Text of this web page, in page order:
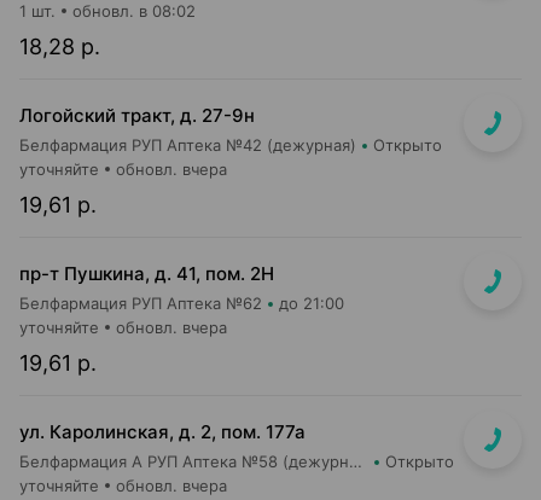
18,28 р.
1 шт. обновл. в 08:02
Логойский тракт, д. 27-9н
Белфармация РУП Аптека №42 (дежурная) Открыто
19,61 р.
уточняйте обновл. вчера
пр-т Пушкина, д. 41, пом. 2Н
Белфармация РУП Аптека №62 до 21:00
19,61 р.
уточняйте обновл. вчера
ул. Каролинская, д. 2, пом. 177а
Белфармация А РУП Аптека №58 (дежурная) Открыто
уточняйте обновл. вчера